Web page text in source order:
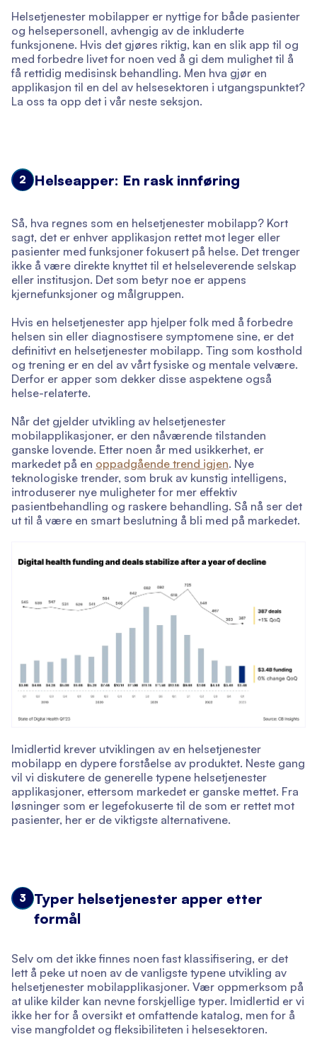
Helsetjenester mobilapper er nyttige for både pasienter
og helsepersonell, avhengig av de inkluderte
funksjonene. Hvis det gjøres riktig, kan en slik app til og
med forbedre livet for noen ved å gi dem mulighet til å
få rettidig medisinsk behandling. Men hva gjør en
applikasjon til en del av helsesektoren i utgangspunktet?
La oss ta opp det i vår neste seksjon.
2 Helseapper: En rask innføring
Så, hva regnes som en helsetjenester mobilapp? Kort
sagt, det er enhver applikasjon rettet mot leger eller
pasienter med funksjoner fokusert på helse. Det trenger
ikke å være direkte knyttet til et helseleverende selskap
eller institusjon. Det som betyr noe er appens
kjernefunksjoner og målgruppen.
Hvis en helsetjenester app hjelper folk med å forbedre
helsen sin eller diagnostisere symptomene sine, er det
definitivt en helsetjenester mobilapp. Ting som kosthold
og trening er en del av vårt fysiske og mentale velvære.
Derfor er apper som dekker disse aspektene også
helse-relaterte.
Når det gjelder utvikling av helsetjenester
mobilapplikasjoner, er den nåværende tilstanden
ganske lovende. Etter noen år med usikkerhet, er
markedet på en oppadgående trend igjen. Nye
teknologiske trender, som bruk av kunstig intelligens,
introduserer nye muligheter for mer effektiv
pasientbehandling og raskere behandling. Så nå ser det
ut til å være en smart beslutning å bli med på markedet.
Imidlertid krever utviklingen av en helsetjenester
mobilapp en dypere forståelse av produktet. Neste gang
vil vi diskutere de generelle typene helsetjenester
applikasjoner, ettersom markedet er ganske mettet. Fra
løsninger som er legefokuserte til de som er rettet mot
pasienter, her er de viktigste alternativene.
3
Typer helsetjenester apper etter
formål
Selv om det ikke finnes noen fast klassifisering, er det
lett å peke ut noen av de vanligste typene utvikling av
helsetjenester mobilapplikasjoner. Vær oppmerksom på
at ulike kilder kan nevne forskjellige typer. Imidlertid er vi
ikke her for å oversikt et omfattende katalog, men for å
vise mangfoldet og fleksibiliteten i helsesektoren.